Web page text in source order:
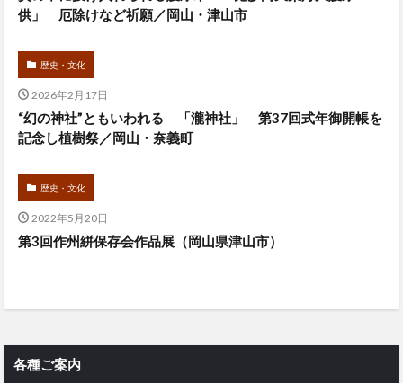
供」 厄除けなど祈願／岡山・津山市
歴史・文化
2026年2月17日
“幻の神社”ともいわれる 「瀧神社」 第37回式年御開帳を
記念し植樹祭／岡山・奈義町
歴史・文化
2022年5月20日
第3回作州絣保存会作品展（岡山県津山市）
各種ご案内